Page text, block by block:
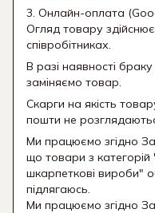
3. Онлайн-оплата
Огляд товару
співробітниках.
В разі наявності
заміняємо товар.
Скарги на якість
пошти не
Ми працюємо згідно
що товари з категорій
шкарпеткові вироби"
підлягаюсь.
Ми працюємо згідно